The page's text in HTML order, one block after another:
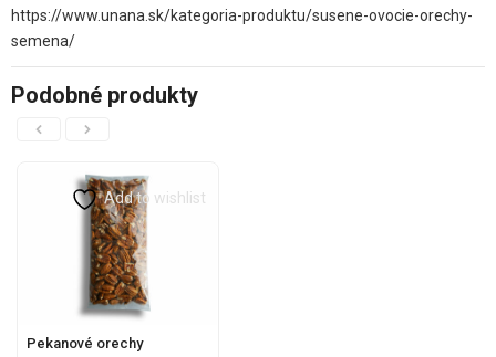
https://www.unana.sk/kategoria-produktu/susene-ovocie-orechy-
semena/
Podobné produkty
Add to wishlist
Pekanové orechy